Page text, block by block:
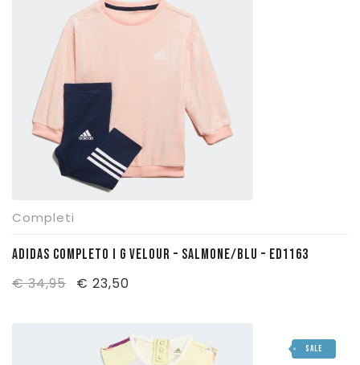
Completi
ADIDAS COMPLETO I G VELOUR – SALMONE/BLU – ED1163
€34,95
Il
era:
€ 23,50
è:
SALE